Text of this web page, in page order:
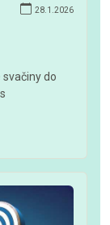
28.1.2026
do